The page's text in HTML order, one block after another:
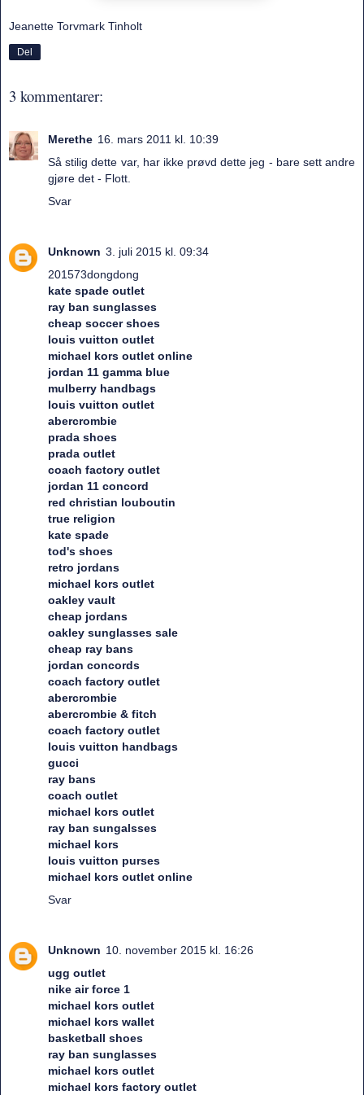
Jeanette Torvmark Tinholt
Del
3 kommentarer:
Merethe 16. mars 2011 kl. 10:39
Så stilig dette var, har ikke prøvd dette jeg - bare sett andre
gjøre det - Flott.
Svar
Unknown 3. juli 2015 kl. 09:34
201573dongdong
kate spade outlet
ray ban sunglasses
cheap soccer shoes
louis vuitton outlet
michael kors outlet online
jordan 11 gamma blue
mulberry handbags
louis vuitton outlet
abercrombie
prada shoes
prada outlet
coach factory outlet
jordan 11 concord
red christian louboutin
true religion
kate spade
tod's shoes
retro jordans
michael kors outlet
oakley vault
cheap jordans
oakley sunglasses sale
cheap ray bans
jordan concords
coach factory outlet
abercrombie
abercrombie & fitch
coach factory outlet
louis vuitton handbags
gucci
ray bans
coach outlet
michael kors outlet
ray ban sungalsses
michael kors
louis vuitton purses
michael kors outlet online
Svar
Unknown 10. november 2015 kl. 16:26
ugg outlet
nike air force 1
michael kors outlet
michael kors wallet
basketball shoes
ray ban sunglasses
michael kors outlet
michael kors factory outlet